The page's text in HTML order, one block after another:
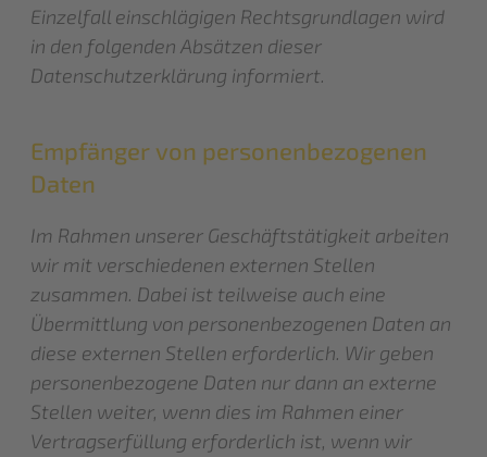
Einzelfall einschlägigen Rechtsgrundlagen wird
in den folgenden Absätzen dieser
Datenschutzerklärung informiert.
Empfänger von personenbezogenen
Daten
Im Rahmen unserer Geschäftstätigkeit arbeiten
wir mit verschiedenen externen Stellen
zusammen. Dabei ist teilweise auch eine
Übermittlung von personenbezogenen Daten an
diese externen Stellen erforderlich. Wir geben
personenbezogene Daten nur dann an externe
Stellen weiter, wenn dies im Rahmen einer
Vertragserfüllung erforderlich ist, wenn wir